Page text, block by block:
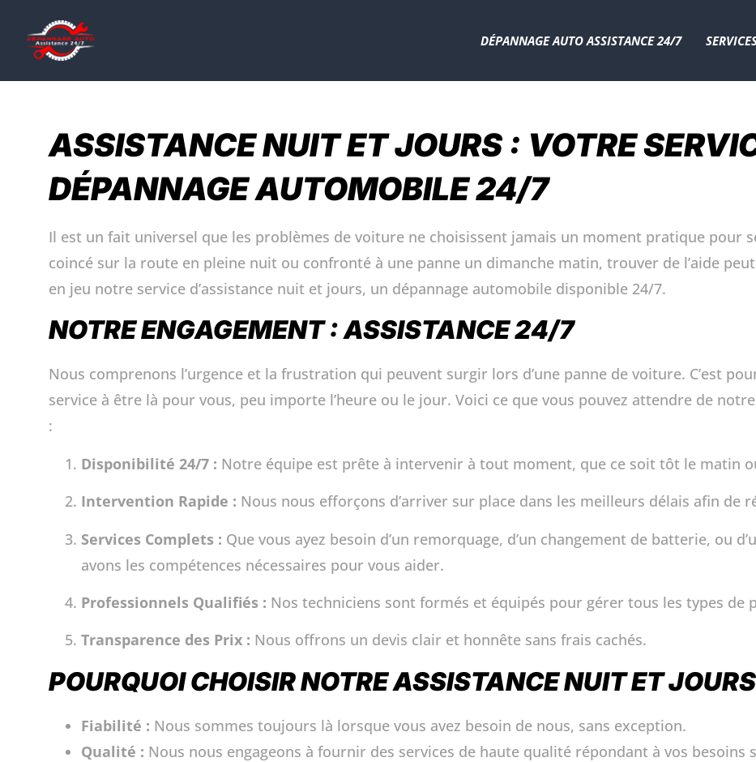
DÉPANNAGE AUTO ASSISTANCE 24/7
ASSISTANCE NUIT ET JOUR
ASSISTANCE NUIT ET JOURS : VOTRE
DÉPANNAGE AUTOMOBILE 24/7
Il est un fait universel que les problèmes de voiture ne choisissent jamais un moment pratique pour
coincé sur la route en pleine nuit ou confronté à une panne un dimanche matin, trouver de l’aide peut
en jeu notre service d’assistance nuit et jours, un dépannage automobile disponible 24/7.
NOTRE ENGAGEMENT : ASSISTANCE 24/7
Nous comprenons l’urgence et la frustration qui peuvent surgir lors d’une panne de voiture. C’est
service à être là pour vous, peu importe l’heure ou le jour. Voici ce que vous pouvez attendre de
:
Disponibilité 24/7 : Notre équipe est prête à intervenir à tout moment, que ce soit tôt le matin
Intervention Rapide : Nous nous efforçons d’arriver sur place dans les meilleurs délais afin de
Services Complets : Que vous ayez besoin d’un remorquage, d’un changement de batterie, ou
avons les compétences nécessaires pour vous aider.
Professionnels Qualifiés : Nos techniciens sont formés et équipés pour gérer tous les types de
Transparence des Prix : Nous offrons un devis clair et honnête sans frais cachés.
POURQUOI CHOISIR NOTRE ASSISTANCE NUIT ET
Fiabilité : Nous sommes toujours là lorsque vous avez besoin de nous, sans exception.
Qualité : Nous nous engageons à fournir des services de haute qualité répondant à vos besoins